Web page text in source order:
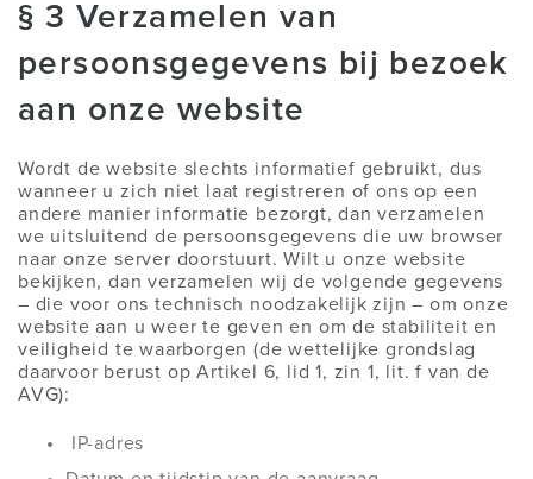
§ 3 Verzamelen van
persoonsgegevens bij bezoek
aan onze website
Wordt de website slechts informatief gebruikt, dus
wanneer u zich niet laat registreren of ons op een
andere manier informatie bezorgt, dan verzamelen
we uitsluitend de persoonsgegevens die uw browser
naar onze server doorstuurt. Wilt u onze website
bekijken, dan verzamelen wij de volgende gegevens
– die voor ons technisch noodzakelijk zijn – om onze
website aan u weer te geven en om de stabiliteit en
veiligheid te waarborgen (de wettelijke grondslag
daarvoor berust op Artikel 6, lid 1, zin 1, lit. f van de
AVG):
IP-adres